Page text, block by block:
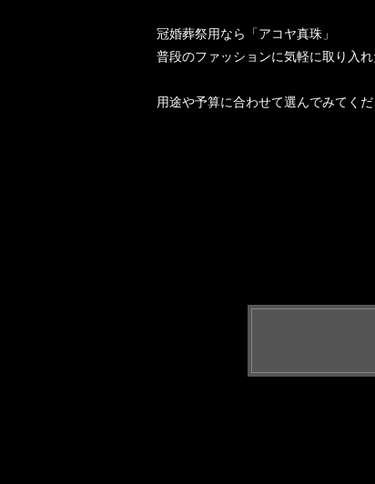
冠婚葬祭用なら「アコヤ真珠」
普段のファッションに気軽に取り入
用途や予算に合わせて選んでみてく